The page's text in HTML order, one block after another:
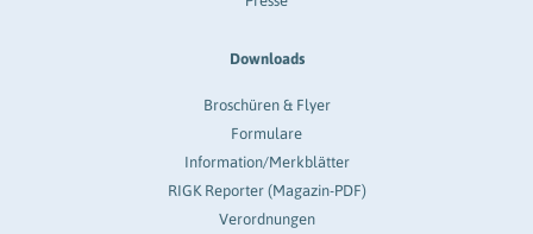
Downloads
Broschüren & Flyer
Formulare
Information/Merkblätter
RIGK Reporter (Magazin-PDF)
Verordnungen